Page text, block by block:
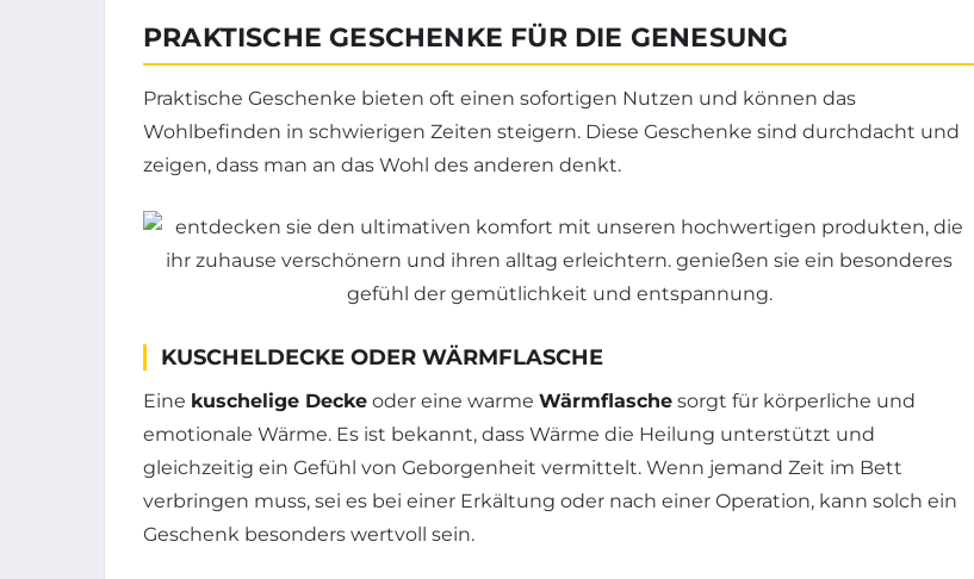
PRAKTISCHE GESCHENKE FÜR DIE GENESUNG
Praktische Geschenke bieten oft einen sofortigen Nutzen und können das
Wohlbefinden in schwierigen Zeiten steigern. Diese Geschenke sind durchdacht und
zeigen, dass man an das Wohl des anderen denkt.
KUSCHELDECKE ODER WÄRMFLASCHE
Eine kuschelige Decke oder eine warme Wärmflasche sorgt für körperliche und
emotionale Wärme. Es ist bekannt, dass Wärme die Heilung unterstützt und
gleichzeitig ein Gefühl von Geborgenheit vermittelt. Wenn jemand Zeit im Bett
verbringen muss, sei es bei einer Erkältung oder nach einer Operation, kann solch ein
Geschenk besonders wertvoll sein.